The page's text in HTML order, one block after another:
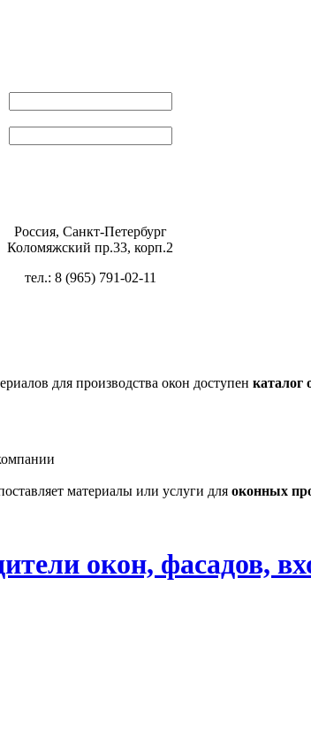
Россия, Санкт-Петербург
Коломяжский пр.33, корп.2
тел.: 8 (965) 791-02-11
для производства окон доступен каталог
материалы или услуги для оконных
окон, фасадов,